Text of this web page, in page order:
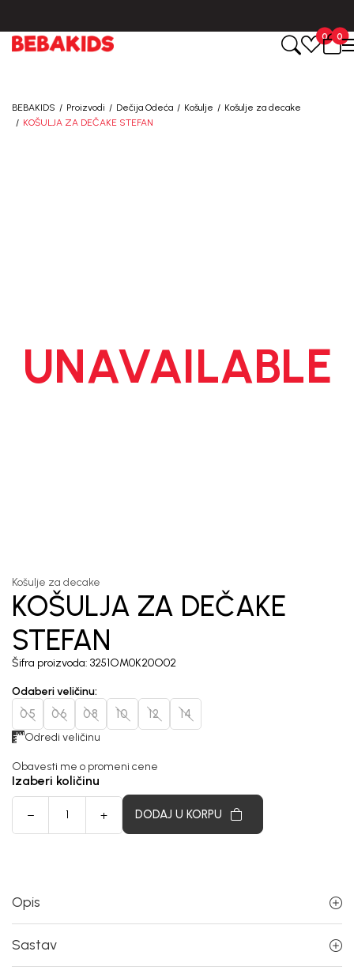
0
0
BEBAKIDS Proizvodi Dečija Odeća Košulje
Košulje za decake
KOŠULJA ZA DEČAKE STEFAN
UNAVAILABLE
Košulje za decake
KOŠULJA ZA DEČAKE
STEFAN
Šifra proizvoda: 3251OM0K20O02
Odaberi veličinu:
05 06 08 10 12 14
Odredi veličinu
Obavesti me o promeni cene
Izaberi količinu
DODAJ U KORPU
Opis
Sastav